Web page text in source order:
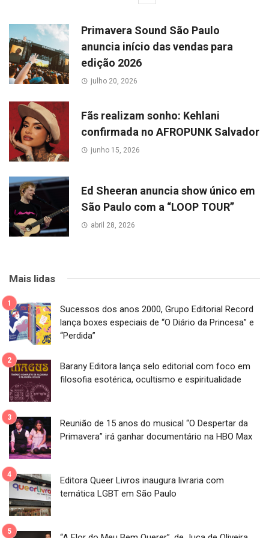
Primavera Sound São Paulo
anuncia início das vendas para
edição 2026
julho 20, 2026
Fãs realizam sonho: Kehlani
confirmada no AFROPUNK Salvador
junho 15, 2026
Ed Sheeran anuncia show único em
São Paulo com a “LOOP TOUR”
abril 28, 2026
Mais lidas
Sucessos dos anos 2000, Grupo Editorial Record
lança boxes especiais de “O Diário da Princesa” e
“Perdida”
Barany Editora lança selo editorial com foco em
filosofia esotérica, ocultismo e espiritualidade
Reunião de 15 anos do musical “O Despertar da
Primavera” irá ganhar documentário na HBO Max
Editora Queer Livros inaugura livraria com
temática LGBT em São Paulo